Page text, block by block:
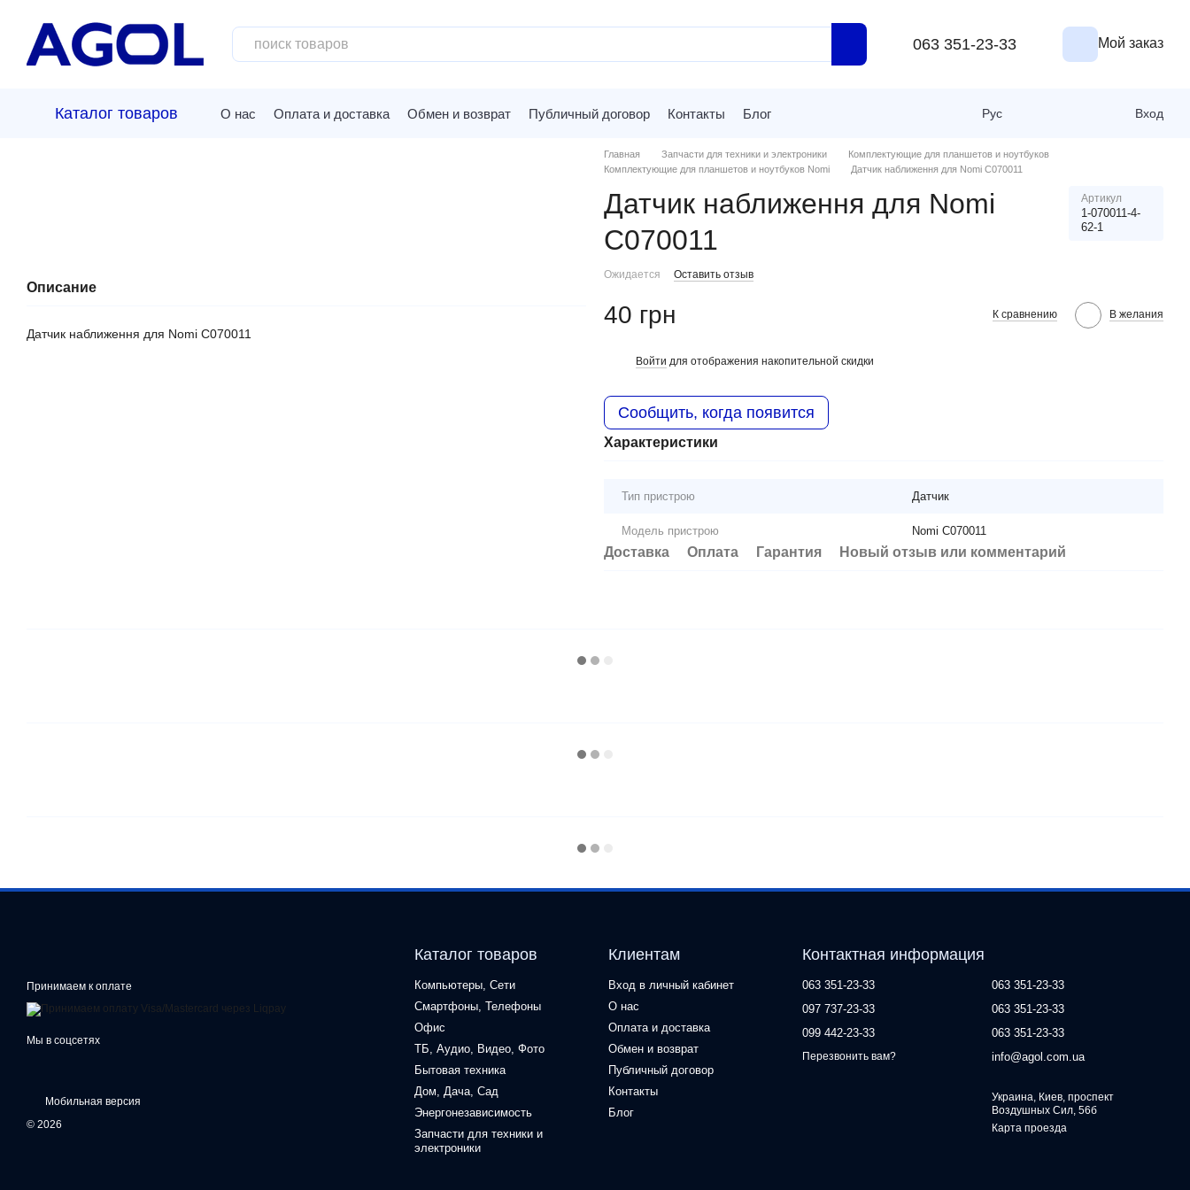
063 351-23-33 Мой заказ
Каталог товаров О нас Оплата и доставка Обмен и возврат Публичный договор Контакты Блог Рус Вход
Описание
Датчик наближення для Nomi C070011
Главная Запчасти для техники и электроники
Комплектующие для планшетов и ноутбуков
Комплектующие для планшетов и ноутбуков Nomi
Датчик наближення для Nomi C070011
Датчик наближення для Nomi
C070011
Артикул
1-070011-4-
62-1
Ожидается Оставить отзыв
40 грн К сравнению В желания
Войти для отображения накопительной скидки
Сообщить, когда появится
Характеристики
Тип пристрою Датчик
Модель пристрою Nomi C070011
Доставка Оплата Гарантия Новый отзыв или комментарий
Принимаем к оплате
Мы в соцсетях
Мобильная версия
© 2026
Каталог товаров
Компьютеры, Сети
Смартфоны, Телефоны
Офис
ТБ, Аудио, Видео, Фото
Бытовая техника
Дом, Дача, Сад
Энергонезависимость
Запчасти для техники и
электроники
Клиентам
Вход в личный кабинет
О нас
Оплата и доставка
Обмен и возврат
Публичный договор
Контакты
Блог
Контактная информация
063 351-23-33
097 737-23-33
099 442-23-33
Перезвонить вам?
063 351-23-33
063 351-23-33
063 351-23-33
info@agol.com.ua
Украина, Киев, проспект
Воздушных Сил, 56б
Карта проезда